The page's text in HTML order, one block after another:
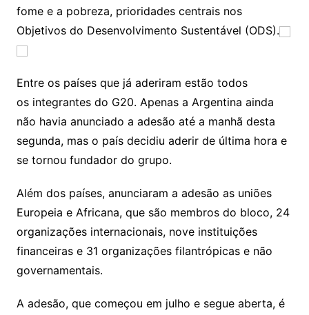
fome e a pobreza, prioridades centrais nos
Objetivos do Desenvolvimento Sustentável (ODS).
Entre os países que já aderiram estão todos
os integrantes do G20. Apenas a Argentina ainda
não havia anunciado a adesão até a manhã desta
segunda, mas o país decidiu aderir de última hora e
se tornou fundador do grupo.
Além dos países, anunciaram a adesão as uniões
Europeia e Africana, que são membros do bloco, 24
organizações internacionais, nove instituições
financeiras e 31 organizações filantrópicas e não
governamentais.
A adesão, que começou em julho e segue aberta, é